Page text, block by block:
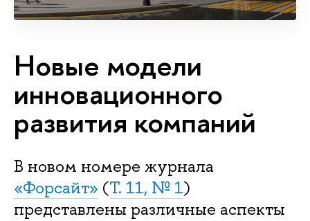
Новые модели
инновационного
развития компаний
В новом номере журнала
«Форсайт» (Т. 11, № 1)
представлены различные аспекты